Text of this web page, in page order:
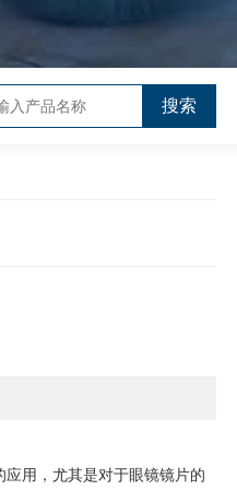
用，尤其是对于眼镜镜片的